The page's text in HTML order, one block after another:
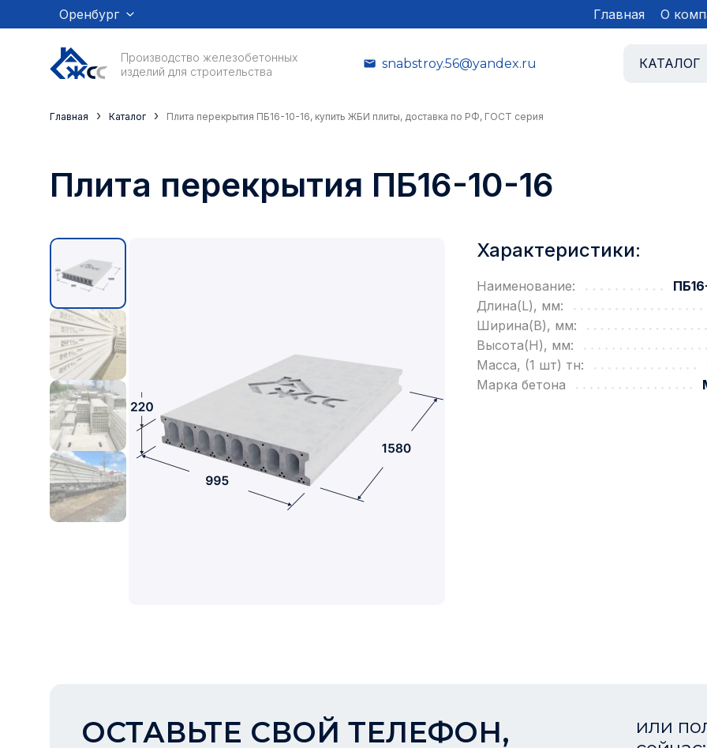
Оренбург Главная О
Производство железобетонных
изделий для строительства
snabstroy.56@yandex.ru КАТАЛОГ
Главная › Каталог › Плита перекрытия ПБ16-10-16, купить ЖБИ плиты, доставка по РФ, ГОСТ серия
Плита перекрытия ПБ16-10-16
Характеристики:
Наименование:
Длина(L), мм:
Ширина(B), мм:
Высота(H), мм:
Масса, (1 шт) тн:
Марка бетона
ОСТАВЬТЕ СВОЙ ТЕЛЕФОН,
или